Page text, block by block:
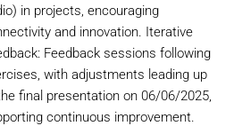
in projects, encouraging
and innovation. Iterative
Feedback sessions following
with adjustments leading up
final presentation on 06/06/2025,
continuous improvement.